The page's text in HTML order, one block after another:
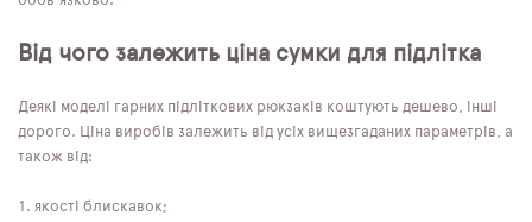
Від чого залежить ціна сумки для підлітка
Деякі моделі гарних підліткових рюкзаків коштують дешево, інші
дорого. Ціна виробів залежить від усіх вищезгаданих параметрів, а
також від:
якості блискавок;